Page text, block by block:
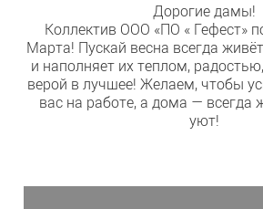
Дорогие дамы!
Коллектив ООО «ПО « Гефест»
Марта! Пускай весна всегда
и наполняет их теплом,
верой в лучшее! Желаем, чтобы
вас на работе, а дома — всегда
уют!